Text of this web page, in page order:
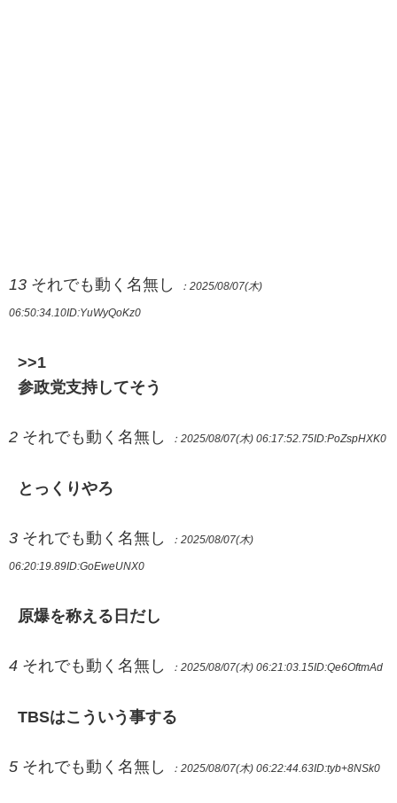
13 それでも動く名無し ：2025/08/07(木)
06:50:34.10ID:YuWyQoKz0
>>1
参政党支持してそう
2 それでも動く名無し ：2025/08/07(木) 06:17:52.75ID:PoZspHXK0
とっくりやろ
3 それでも動く名無し ：2025/08/07(木)
06:20:19.89ID:GoEweUNX0
原爆を称える日だし
4 それでも動く名無し ：2025/08/07(木) 06:21:03.15ID:Qe6OftmAd
TBSはこういう事する
5 それでも動く名無し ：2025/08/07(木) 06:22:44.63ID:tyb+8NSk0